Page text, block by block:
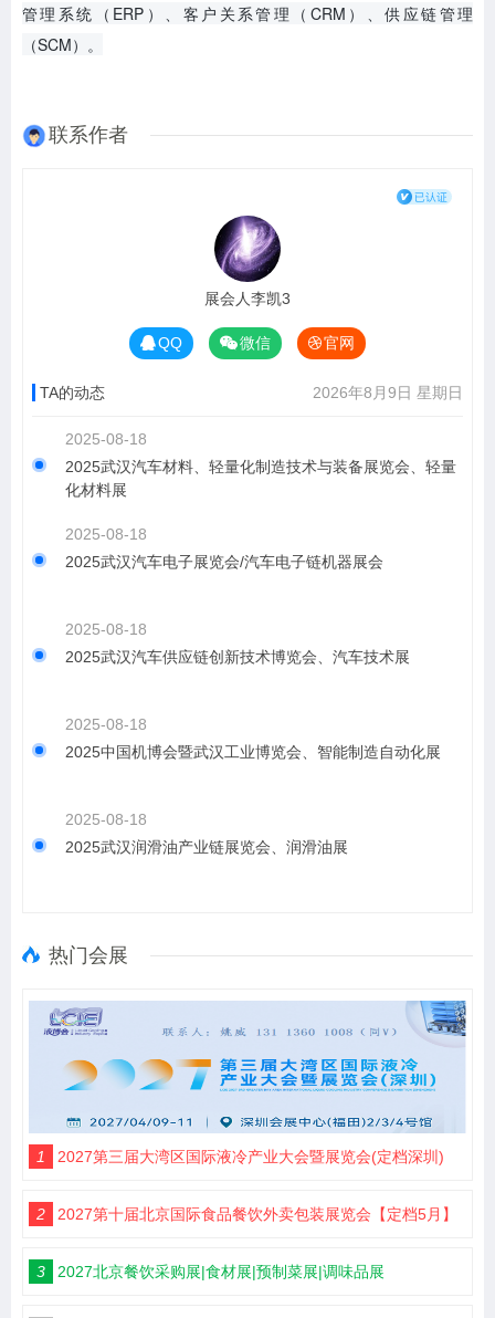
管理系统（ERP）、客户关系管理（CRM）、供应链管理
（SCM）。
联系作者
展会人李凯3
QQ 微信 官网
TA的动态 2026年8月9日 星期日
2025-08-18
2025武汉汽车材料、轻量化制造技术与装备展览会、轻量
化材料展
2025-08-18
2025武汉汽车电子展览会/汽车电子链机器展会
2025-08-18
2025武汉汽车供应链创新技术博览会、汽车技术展
2025-08-18
2025中国机博会暨武汉工业博览会、智能制造自动化展
2025-08-18
2025武汉润滑油产业链展览会、润滑油展
热门会展
1 2027第三届大湾区国际液冷产业大会暨展览会(定档深圳)
2 2027第十届北京国际食品餐饮外卖包装展览会【定档5月】
3 2027北京餐饮采购展|食材展|预制菜展|调味品展